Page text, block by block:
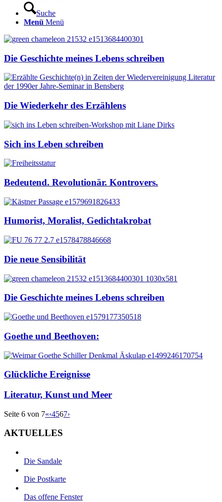
Suche
Menü Menü
Die Geschichte meines Lebens schreiben
Die Wiederkehr des Erzählens
Sich ins Leben schreiben
Bedeutend. Revolutionär. Kontrovers.
Humorist, Moralist, Gedichtakrobat
Die neue Sensibilität
Die Geschichte meines Lebens schreiben
Goethe und Beethoven:
Glückliche Ereignisse
Literatur, Kunst und Meer
Seite 6 von 7«‹4567›
AKTUELLES
Die Sandale
Die Postkarte
Das offene Fenster